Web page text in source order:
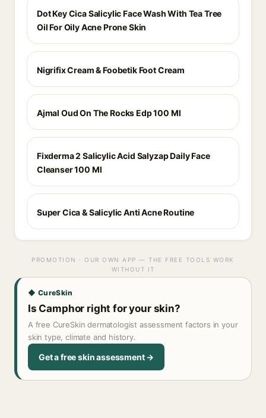
Dot Key Cica Salicylic Face Wash With Tea Tree
Oil For Oily Acne Prone Skin
Nigrifix Cream & Foobetik Foot Cream
Ajmal Oud On The Rocks Edp 100 Ml
Fixderma 2 Salicylic Acid Salyzap Daily Face
Cleanser 100 Ml
Super Cica & Salicylic Anti Acne Routine
PROMOTION · OUR OWN APP — THE FREE TOOLS WORK
WITHOUT IT
◆ CureSkin
Is Camphor right for your skin?
A free CureSkin dermatologist assessment factors in your
skin type, climate and history.
Get a free skin assessment →